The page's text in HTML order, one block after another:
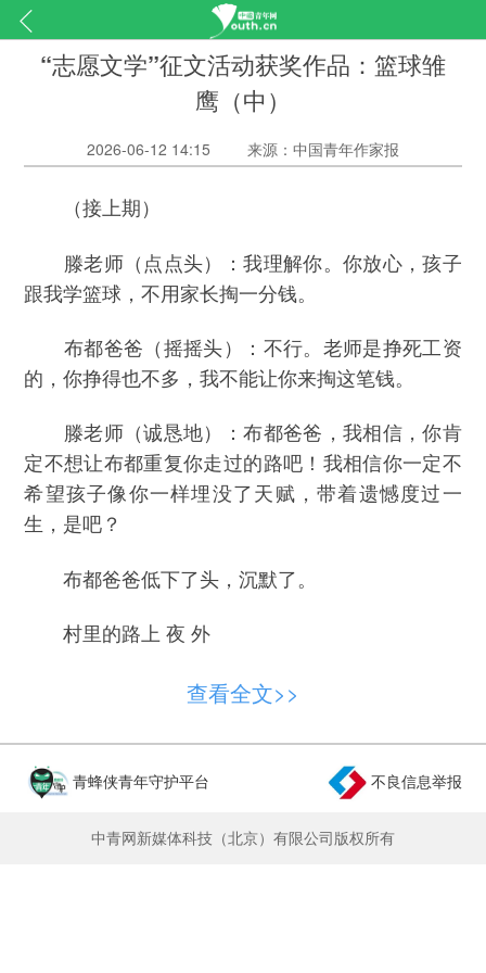
“志愿文学”征文活动获奖作品：篮球雏
鹰（中）
2026-06-12 14:15 来源：中国青年作家报
（接上期）
滕老师（点点头）：我理解你。你放心，孩子
跟我学篮球，不用家长掏一分钱。
布都爸爸（摇摇头）：不行。老师是挣死工资
的，你挣得也不多，我不能让你来掏这笔钱。
滕老师（诚恳地）：布都爸爸，我相信，你肯
定不想让布都重复你走过的路吧！我相信你一定不
希望孩子像你一样埋没了天赋，带着遗憾度过一
生，是吧？
布都爸爸低下了头，沉默了。
村里的路上 夜 外
滕老师正走着，阿木和木乃追了上来。
阿木：老师，爷爷在后面，请您等一等。
滕老师站下来，看到阿木爷爷走了过来。
阿木爷爷（死死拉住滕老师）：第一次上门，
查看全文>>
青蜂侠青年守护平台 不良信息举报
中青网新媒体科技（北京）有限公司版权所有